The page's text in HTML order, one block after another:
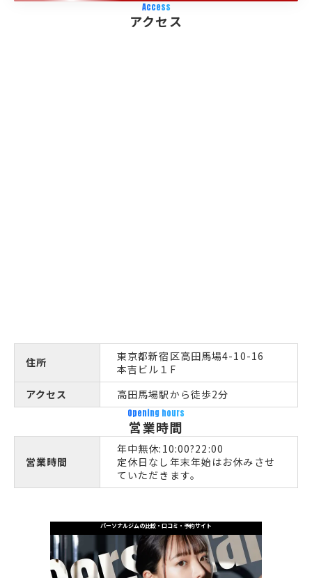
Access
アクセス
住所
東京都新宿区高田馬場4-10-16
本吉ビル１F
アクセス
高田馬場駅から徒歩2分
Opening hours
営業時間
営業時間
年中無休:10:00?22:00
定休日なし年末年始はお休みさせ
ていただきます。
パーソナルジムの比較・口コミ・予約サイト